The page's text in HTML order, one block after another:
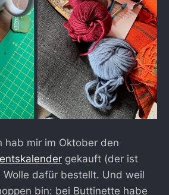
hab mir im Oktober den
gekauft (der ist
dafür bestellt. Und weil
bin: bei Buttinette habe